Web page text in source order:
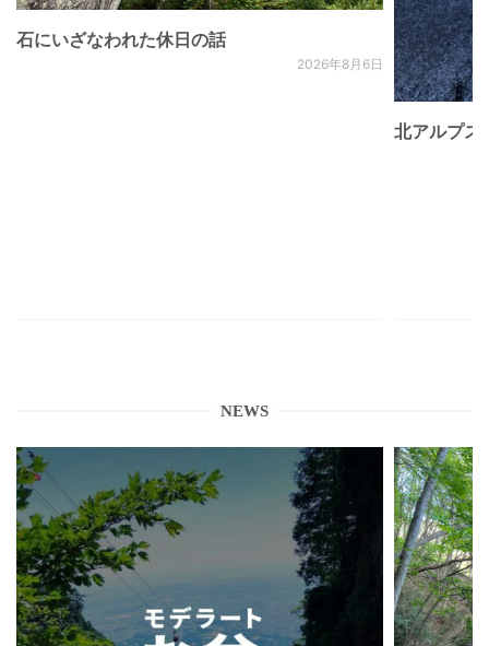
石にいざなわれた休日の話
2026年8月6日
北アルプ
NEWS